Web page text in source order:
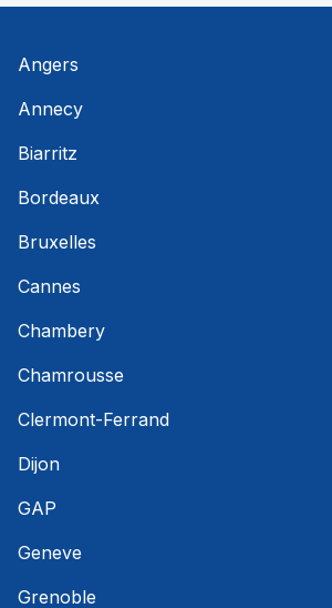
Angers
Annecy
Biarritz
Bordeaux
Bruxelles
Cannes
Chambery
Chamrousse
Clermont-Ferrand
Dijon
GAP
Geneve
Grenoble